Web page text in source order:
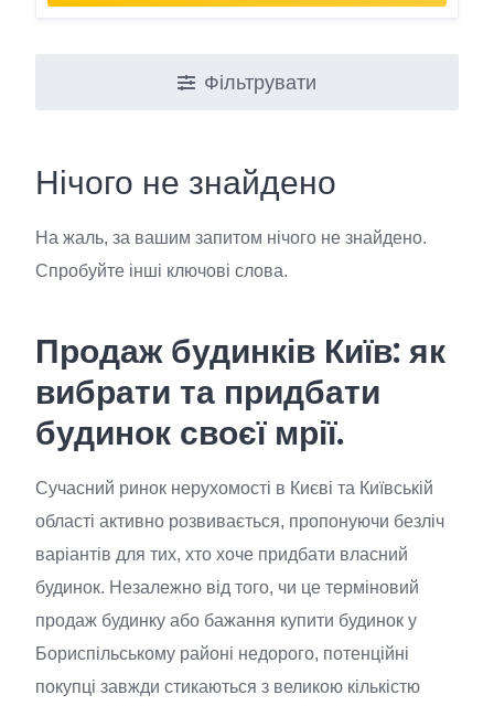
Фільтрувати
Нічого не знайдено
На жаль, за вашим запитом нічого не знайдено.
Спробуйте інші ключові слова.
Продаж будинків Київ: як
вибрати та придбати
будинок своєї мрії.
Сучасний ринок нерухомості в Києві та Київській
області активно розвивається, пропонуючи безліч
варіантів для тих, хто хоче придбати власний
будинок. Незалежно від того, чи це терміновий
продаж будинку або бажання купити будинок у
Бориспільському районі недорого, потенційні
покупці завжди стикаються з великою кількістю